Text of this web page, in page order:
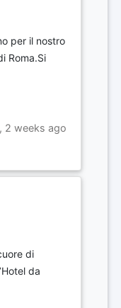
per il nostro
Roma.Si
2 weeks ago
di
da